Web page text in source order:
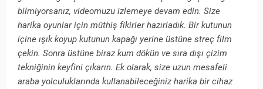
bilmiyorsanız, videomuzu izlemeye devam edin. Size
harika oyunlar için müthiş fikirler hazırladık. Bir kutunun
içine ışık koyup kutunun kapağı yerine üstüne streç film
çekin. Sonra üstüne biraz kum dökün ve sıra dışı çizim
tekniğinin keyfini çıkarın. Ek olarak, size uzun mesafeli
araba yolculuklarında kullanabileceğiniz harika bir cihaz